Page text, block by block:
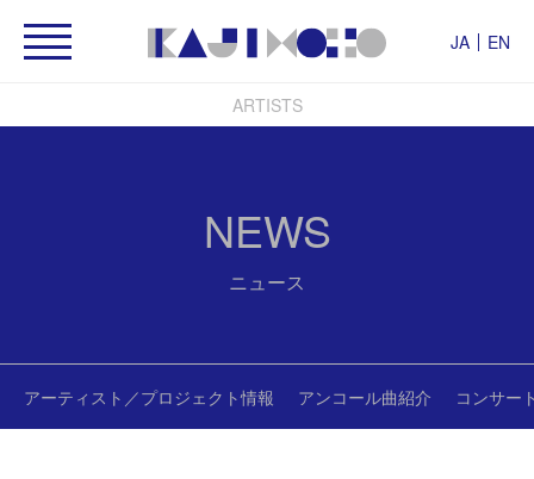
JA EN
ARTISTS
NEWS
ニュース
アーティスト／プロジェクト情報 アンコール曲紹介 コンサー